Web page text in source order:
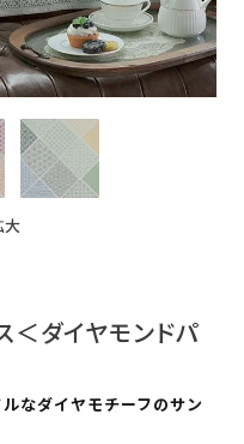
大
＜ダイヤモンドパ
なダイヤモチーフのサン